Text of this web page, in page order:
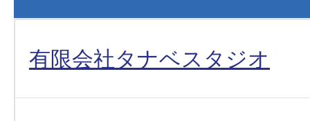
有限会社タナベスタジオ